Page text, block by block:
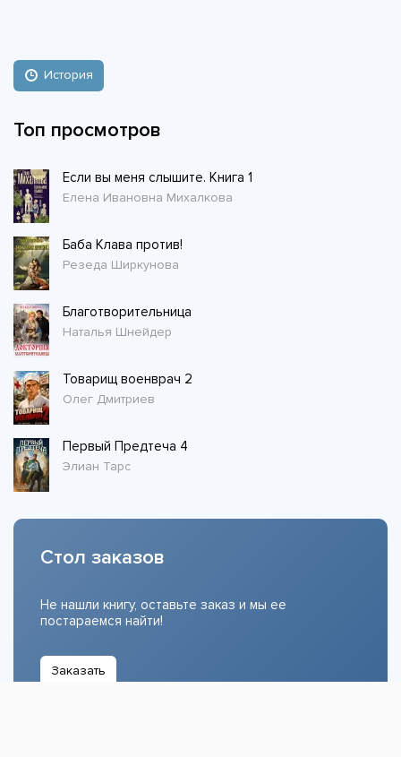
История
Топ просмотров
Если вы меня слышите. Книга 1
Елена Ивановна Михалкова
Баба Клава против!
Резеда Ширкунова
Благотворительница
Наталья Шнейдер
Товарищ военврач 2
Олег Дмитриев
Первый Предтеча 4
Элиан Тарс
Стол заказов
Не нашли книгу, оставьте заказ и мы ее
постараемся найти!
Заказать